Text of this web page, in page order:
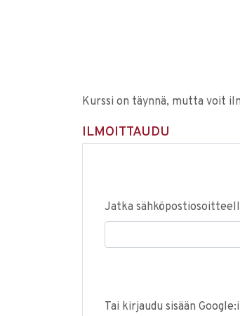
Kurssi on täynnä, mutta voit
ILMOITTAUDU
Jatka
Tai kirjaudu sisään